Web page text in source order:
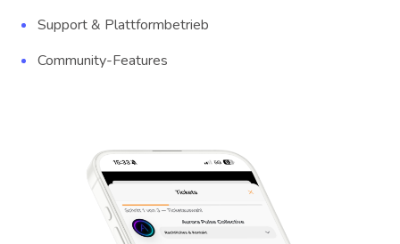
Support & Plattformbetrieb
Community-Features